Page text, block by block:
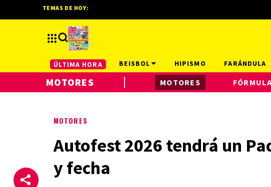
MOTORES
Autofest 2026 tendrá un
y fecha
TEMAS DE HOY:
ÚLTIMA HORA BEISBOL HIPISMO FARÁNDULA
MOTORES MOTORES